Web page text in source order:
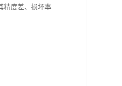
精度差、损坏率